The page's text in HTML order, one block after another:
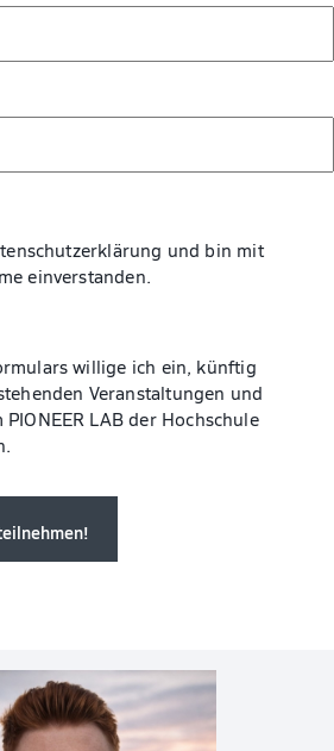
und bin mit
einverstanden.
willige ich ein, künftig
Veranstaltungen und
LAB der Hochschule